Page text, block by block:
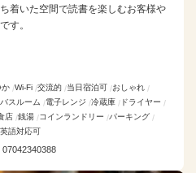
着いた空間で読書を楽しむお客様や
す。
か Wi-Fi 交流的 当日宿泊可
おしゃれ
バスルーム 電子レンジ 冷蔵庫
ドライヤー
店 銭湯 コインランドリー
パーキング
英語対応可
07042340388